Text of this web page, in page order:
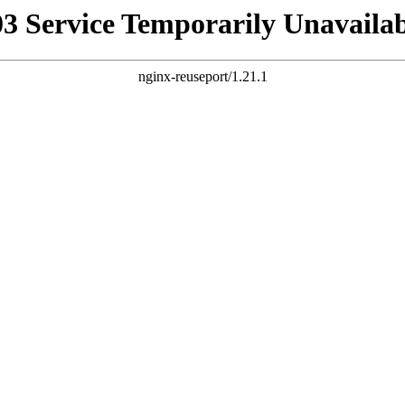
Service Temporarily
nginx-reuseport/1.21.1